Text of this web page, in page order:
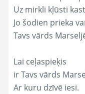
Uz mirkli kļūsti
Jo šodien prieka
Tavs vārds
Lai ceļaspieķis
ir Tavs vārds
Ar kuru dzīvē iesi.